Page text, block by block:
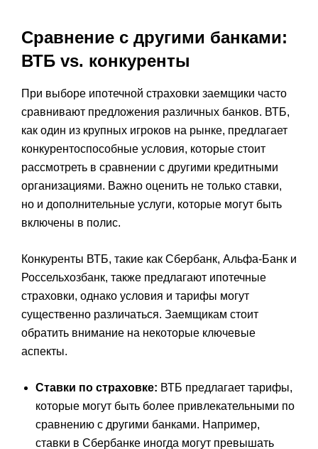
Сравнение с другими банками:
ВТБ vs. конкуренты
При выборе ипотечной страховки заемщики часто
сравнивают предложения различных банков. ВТБ,
как один из крупных игроков на рынке, предлагает
конкурентоспособные условия, которые стоит
рассмотреть в сравнении с другими кредитными
организациями. Важно оценить не только ставки,
но и дополнительные услуги, которые могут быть
включены в полис.
Конкуренты ВТБ, такие как Сбербанк, Альфа-Банк и
Россельхозбанк, также предлагают ипотечные
страховки, однако условия и тарифы могут
существенно различаться. Заемщикам стоит
обратить внимание на некоторые ключевые
аспекты.
Ставки по страховке: ВТБ предлагает тарифы,
которые могут быть более привлекательными по
сравнению с другими банками. Например,
ставки в Сбербанке иногда могут превышать